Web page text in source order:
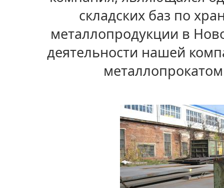
складских баз по
металлопродукции в
деятельности нашей